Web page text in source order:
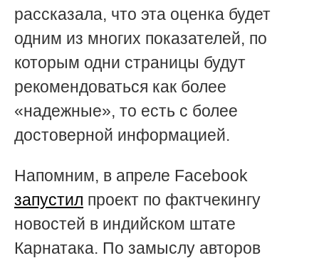
рассказала, что эта оценка будет
одним из многих показателей, по
которым одни страницы будут
рекомендоваться как более
«надежные», то есть с более
достоверной информацией.
Напомним, в апреле Facebook
запустил проект по фактчекингу
новостей в индийском штате
Карнатака. По замыслу авторов